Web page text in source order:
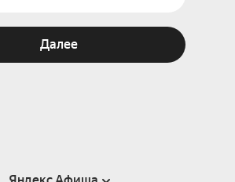
Далее